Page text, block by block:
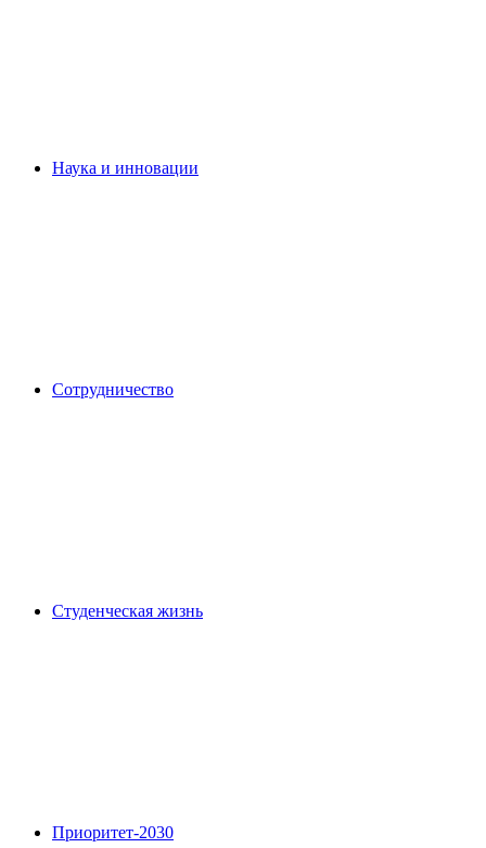
Наука и инновации
Сотрудничество
Студенческая жизнь
Приоритет-2030